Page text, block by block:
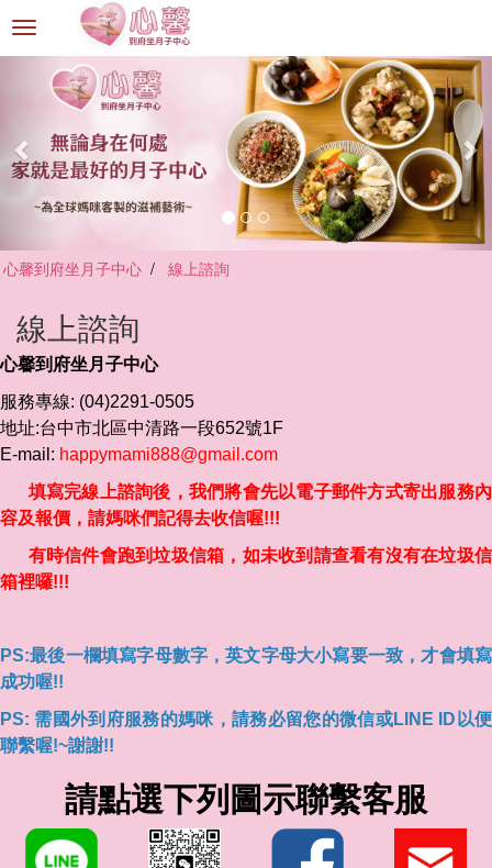
選
單
心馨到府坐月子中心 線上諮詢
線上諮詢
心馨到府坐月子中心
服務專線: (04)2291-0505
地址:台中市北區中清路一段652號1F
E-mail: happymami888@gmail.com
填寫完線上諮詢後，我們將會先以電子郵件方式寄出服務內
容及報價，請媽咪們記得去收信喔!!!
有時信件會跑到垃圾信箱，如未收到請查看有沒有在垃圾信
箱裡囉!!!
PS:最後一欄填寫字母數字，英文字母大小寫要一致，才會填寫
成功喔!!
PS: 需國外到府服務的媽咪，請務必留您的微信或LINE ID以便
聯繫喔!~謝謝!!
請點選下列圖示聯繫客服